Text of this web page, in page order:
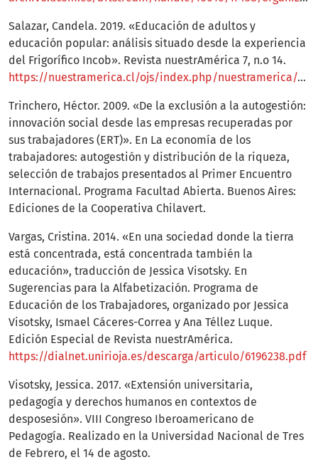
Salazar, Candela. 2019. «Educación de adultos y
educación popular: análisis situado desde la experiencia
del Frigorífico Incob». Revista nuestrAmérica 7, n.o 14.
https://nuestramerica.cl/ojs/index.php/nuestramerica/article/view/428
Trinchero, Héctor. 2009. «De la exclusión a la autogestión:
innovación social desde las empresas recuperadas por
sus trabajadores (ERT)». En La economía de los
trabajadores: autogestión y distribución de la riqueza,
selección de trabajos presentados al Primer Encuentro
Internacional. Programa Facultad Abierta. Buenos Aires:
Ediciones de la Cooperativa Chilavert.
Vargas, Cristina. 2014. «En una sociedad donde la tierra
está concentrada, está concentrada también la
educación», traducción de Jessica Visotsky. En
Sugerencias para la Alfabetización. Programa de
Educación de los Trabajadores, organizado por Jessica
Visotsky, Ismael Cáceres-Correa y Ana Téllez Luque.
Edición Especial de Revista nuestrAmérica.
https://dialnet.unirioja.es/descarga/articulo/6196238.pdf
Visotsky, Jessica. 2017. «Extensión universitaria,
pedagogía y derechos humanos en contextos de
desposesión». VIII Congreso Iberoamericano de
Pedagogía. Realizado en la Universidad Nacional de Tres
de Febrero, el 14 de agosto.